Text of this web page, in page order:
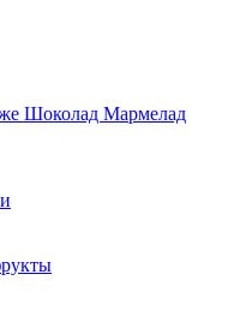
Шоколад Мармелад